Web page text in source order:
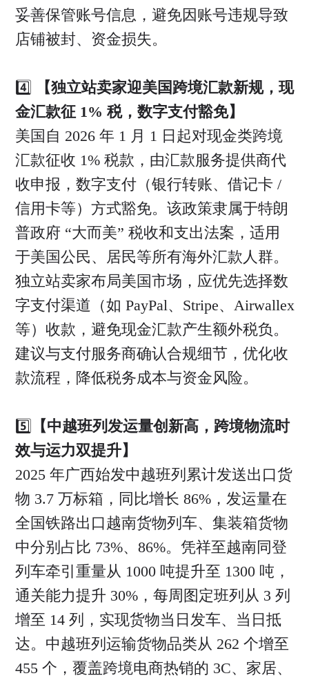
妥善保管账号信息，避免因账号违规导致
店铺被封、资金损失。
4️⃣
【独立站卖家迎美国跨境汇款新规，现
金汇款征 1% 税，数字支付豁免】
美国自 2026 年 1 月 1 日起对现金类跨境
汇款征收 1% 税款，由汇款服务提供商代
收申报，数字支付（银行转账、借记卡 /
信用卡等）方式豁免。该政策隶属于特朗
普政府 “大而美” 税收和支出法案，适用
于美国公民、居民等所有海外汇款人群。
独立站卖家布局美国市场，应优先选择数
字支付渠道（如 PayPal、Stripe、Airwallex
等）收款，避免现金汇款产生额外税负。
建议与支付服务商确认合规细节，优化收
款流程，降低税务成本与资金风险。
5️⃣
【中越班列发运量创新高，跨境物流时
效与运力双提升】
2025 年广西始发中越班列累计发送出口货
物 3.7 万标箱，同比增长 86%，发运量在
全国铁路出口越南货物列车、集装箱货物
中分别占比 73%、86%。凭祥至越南同登
列车牵引重量从 1000 吨提升至 1300 吨，
通关能力提升 30%，每周图定班列从 3 列
增至 14 列，实现货物当日发车、当日抵
达。中越班列运输货物品类从 262 个增至
455 个，覆盖跨境电商热销的 3C、家居、